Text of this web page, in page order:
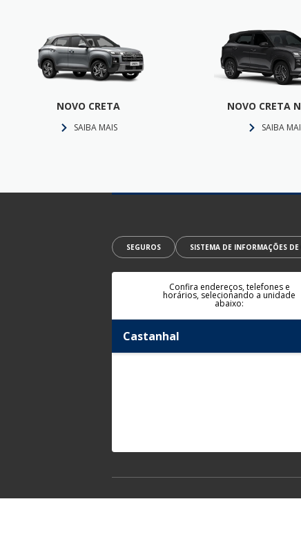
NOVO CRETA
SAIBA MAIS
NOVO CRETA
SAIBA
SEGUROS SISTEMA DE INFORMAÇÕES
Confira endereços, telefones e
horários, selecionando a unidade
abaixo:
Castanhal